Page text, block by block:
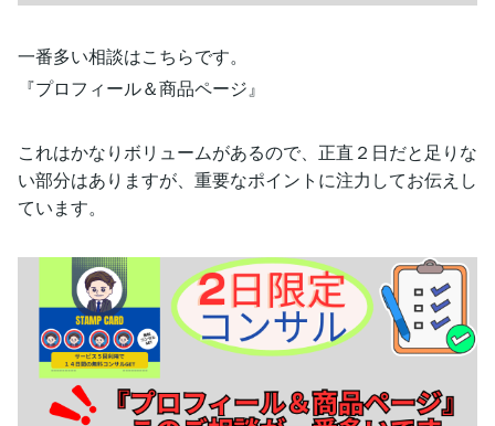
一番多い相談はこちらです。
『プロフィール＆商品ページ』
これはかなりボリュームがあるので、正直２日だと足りな
い部分はありますが、重要なポイントに注力してお伝えし
ています。